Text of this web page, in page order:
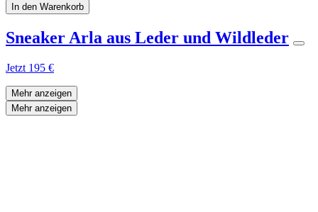
In den Warenkorb
Sneaker Arla aus Leder und Wildleder
Jetzt 195 €
Mehr anzeigen
Mehr anzeigen